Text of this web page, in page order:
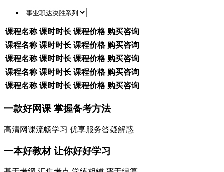
课程名称 课时时长 课程价格 购买咨询
课程名称 课时时长 课程价格 购买咨询
课程名称 课时时长 课程价格 购买咨询
课程名称 课时时长 课程价格 购买咨询
课程名称 课时时长 课程价格 购买咨询
一款好网课 掌握备考方法
高清网课流畅学习 优享服务答疑解惑
一本好教材让你好好学习